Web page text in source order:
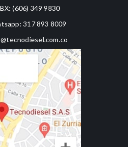
(606) 349 9830
317 893 8009